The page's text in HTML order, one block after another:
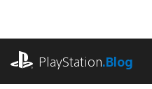
contenido
PlayStation.Blog